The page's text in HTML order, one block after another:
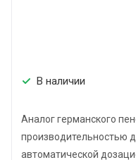
В наличии
Аналог германского
производительностью
автоматической